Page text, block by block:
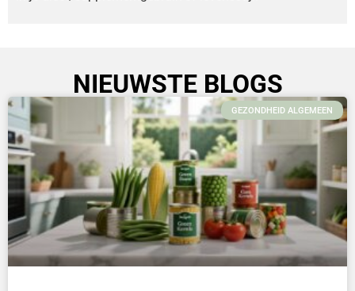
NIEUWSTE BLOGS
GEZONDHEID ALGEMEEN